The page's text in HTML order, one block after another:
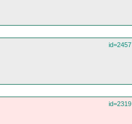
id=2457
id=2319